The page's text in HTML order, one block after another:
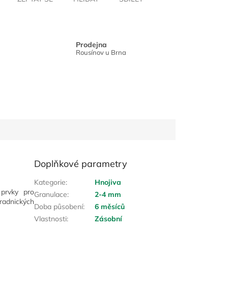
Prodejna
Rousínov u Brna
pro
Doplňkové parametry
Kategorie:
Hnojiva
Granulace:
2-4 mm
Doba působení:
6 měsíců
Vlastnosti: Zásobní